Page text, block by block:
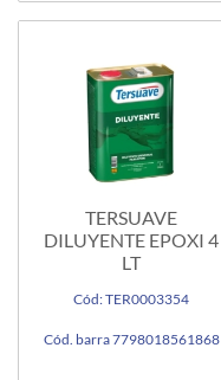
TERSUAVE
DILUYENTE EPOXI 4
LT
Cód: TER0003354
Cód. barra 7798018561868